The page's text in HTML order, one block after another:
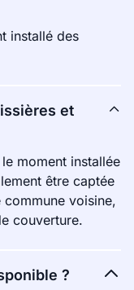
installé des
et
moment installée
être captée
commune voisine,
couverture.
?